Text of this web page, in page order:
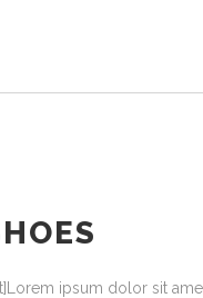
ipsum dolor sit